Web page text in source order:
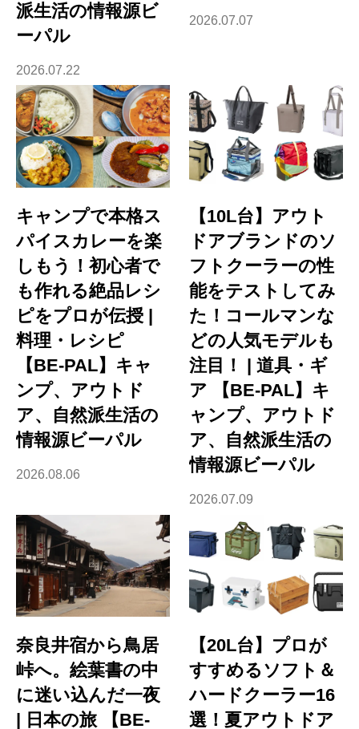
派生活の情報源ビ
ーパル
2026.07.22
2026.07.07
キャンプで本格ス
パイスカレーを楽
しもう！初心者で
も作れる絶品レシ
ピをプロが伝授 |
料理・レシピ
【BE-PAL】キャ
ンプ、アウトド
ア、自然派生活の
情報源ビーパル
2026.08.06
【10L台】アウト
ドアブランドのソ
フトクーラーの性
能をテストしてみ
た！コールマンな
どの人気モデルも
注目！ | 道具・ギ
ア 【BE-PAL】キ
ャンプ、アウトド
ア、自然派生活の
情報源ビーパル
2026.07.09
奈良井宿から鳥居
峠へ。絵葉書の中
に迷い込んだ一夜
| 日本の旅 【BE-
【20L台】プロが
すすめるソフト＆
ハードクーラー16
選！夏アウトドア